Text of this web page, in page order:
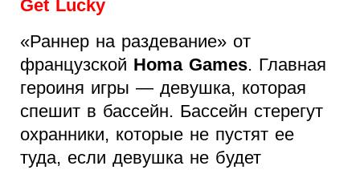
Get Lucky
«Раннер на раздевание» от
французской Homa Games. Главная
героиня игры — девушка, которая
спешит в бассейн. Бассейн стерегут
охранники, которые не пустят ее
туда, если девушка не будет